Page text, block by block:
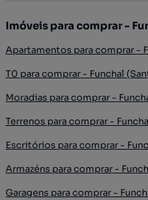
Imóveis para comprar -
Apartamentos para comprar -
T0 para comprar - Funchal
Moradias para comprar -
Terrenos para comprar -
Escritórios para comprar -
Armazéns para comprar -
Garagens para comprar -